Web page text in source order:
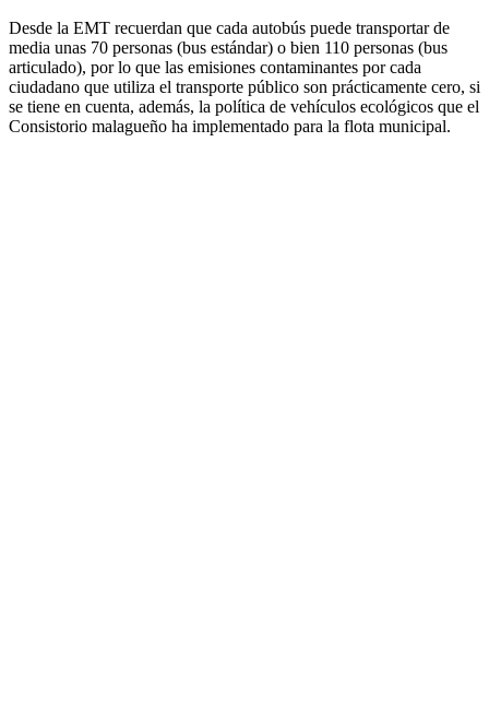
Desde la EMT recuerdan que cada autobús puede transportar de
media unas 70 personas (bus estándar) o bien 110 personas (bus
articulado), por lo que las emisiones contaminantes por cada
ciudadano que utiliza el transporte público son prácticamente cero, si
se tiene en cuenta, además, la política de vehículos ecológicos que el
Consistorio malagueño ha implementado para la flota municipal.